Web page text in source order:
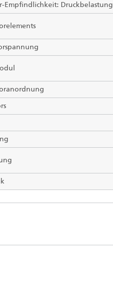
Empfindlichkeit: Druckbelastung